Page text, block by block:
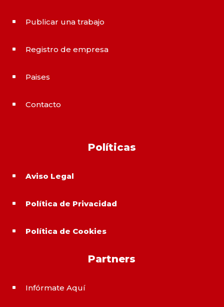
^ Publicar una trabajo
^ Registro de empresa
^ Paises
^ Contacto
Políticas
^ Aviso Legal
^ Política de Privacidad
^ Política de Cookies
Partners
^ Infórmate Aquí